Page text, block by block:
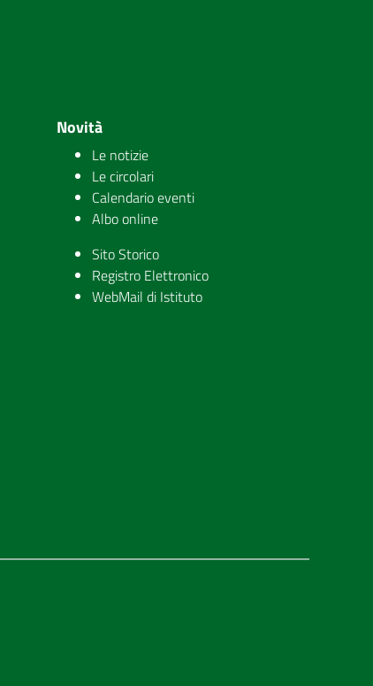
Novità
Le notizie
Le circolari
Calendario eventi
Albo online
Sito Storico
Registro Elettronico
WebMail di Istituto